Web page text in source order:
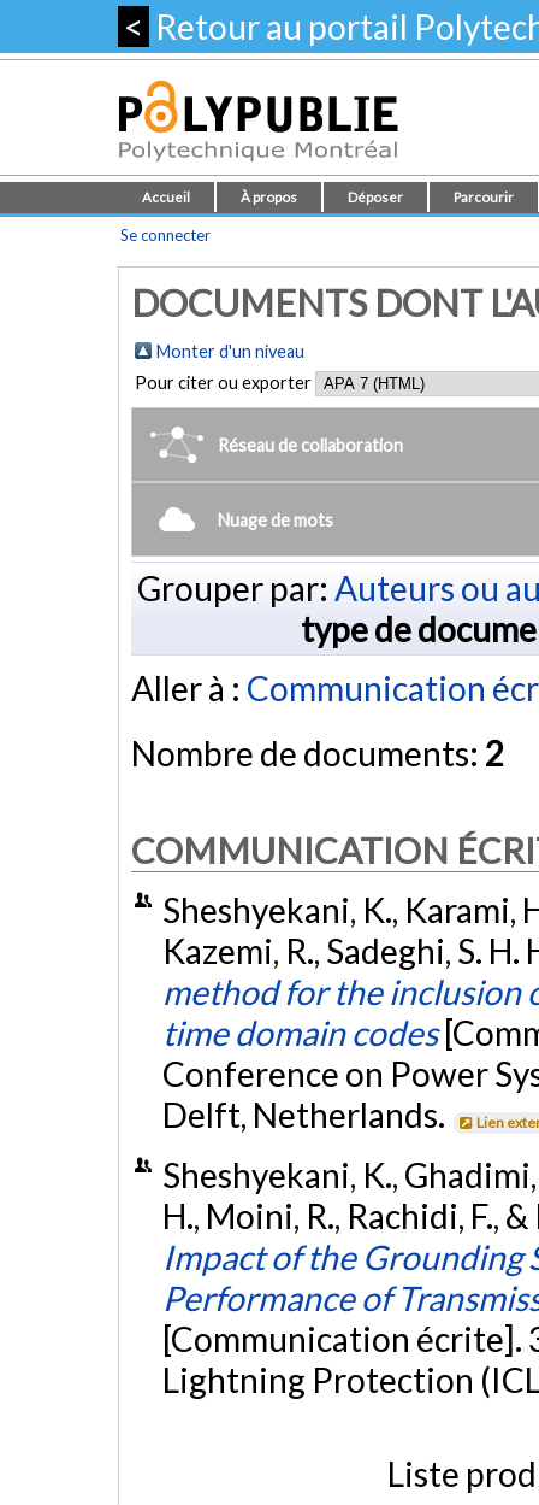
< Retour au portail
Accueil À propos Déposer Parcourir
Se connecter
DOCUMENTS DONT
Monter d'un niveau
Pour citer ou exporter
Réseau de collaboration
Nuage de mots
Grouper par: Auteurs ou
type de
Aller à : Communication
Nombre de documents: 2
COMMUNICATION
Sheshyekani, K., Karami,
Kazemi, R., Sadeghi, S.
method for the inclusion
time domain codes
Conference on Power
Delft, Netherlands.
Lien
Sheshyekani, K., Ghadimi,
H., Moini, R., Rachidi, F.,
Impact of the Grounding
Performance of
[Communication
Lightning Protection
Liste